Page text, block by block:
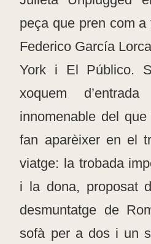
peça que pren com a
Federico García
York i El Público.
xoquem
innomenable del
fan aparèixer en el
viatge: la trobada
i la dona, proposat
desmuntatge de
sofà per a dos i un